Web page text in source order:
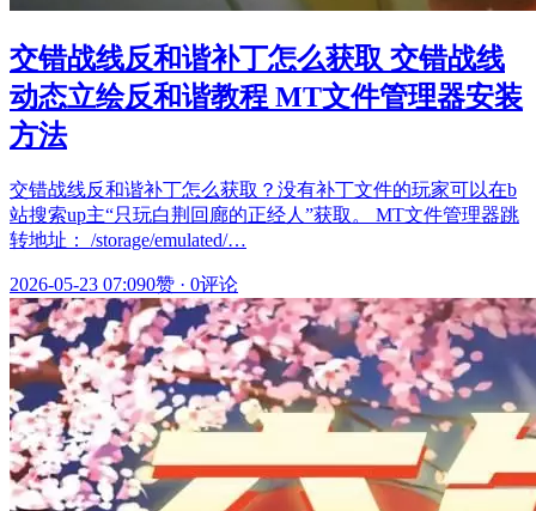
交错战线反和谐补丁怎么获取 交错战线
动态立绘反和谐教程 MT文件管理器安装
方法
交错战线反和谐补丁怎么获取？没有补丁文件的玩家可以在b
站搜索up主“只玩白荆回廊的正经人”获取。 MT文件管理器跳
转地址： /storage/emulated/…
2026-05-23 07:090赞 · 0评论